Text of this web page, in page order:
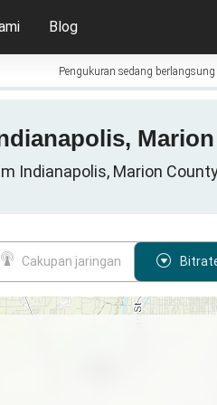
Blog
Pengukuran sedang berlangsung
Indianapolis, Marion
Cakupan jaringan